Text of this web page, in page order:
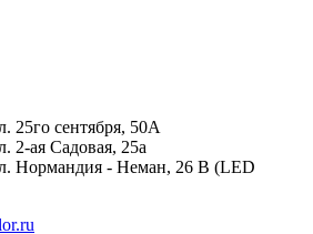
25го сентября, 50А
2-ая Садовая, 25а
Нормандия - Неман, 26 В (LED